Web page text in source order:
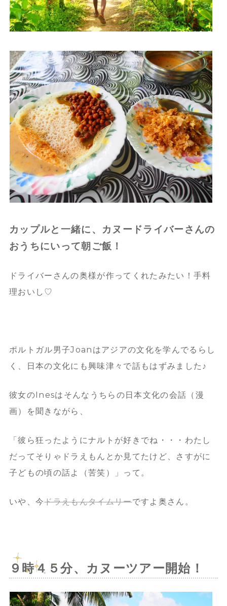
カップルと一緒に、カヌードライバーさんの
おうちにいって朝ご飯！
ドライバーさんの奥様が作ってくれたみたい！手料
理おいし♡
ポルトガル男子Joanはアジアの文化を学んでるらし
く、
日本の文化にも興味津々で話もはずみました♪
彼女のInesはそんなうちらの日本文化の会話（漫
画）を聞きながら、
「彼ら狂ったようにナルトが好きでね・・・わたし
だってそりゃドラえもんとか見てたけど、 さすがに
子どもの頃の話よ（苦笑）」 って。
いや、今ドラえもんタイムリーですよ奥さん。
９時４５分、カヌーツアー開始！